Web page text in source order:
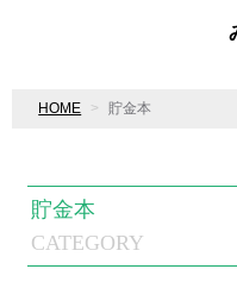
HOME 貯金本
CATEGORY
貯金本